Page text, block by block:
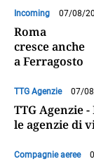
Incoming 07/08/
Roma
cresce anche
a Ferragosto
TTG Agenzie 07/
TTG Agenzie
le agenzie di
Compagnie aeree